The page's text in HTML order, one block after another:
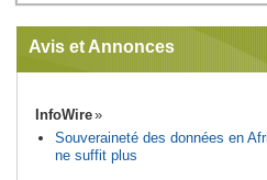
Avis et Annonces
InfoWire
Souveraineté des données en
ne suffit plus